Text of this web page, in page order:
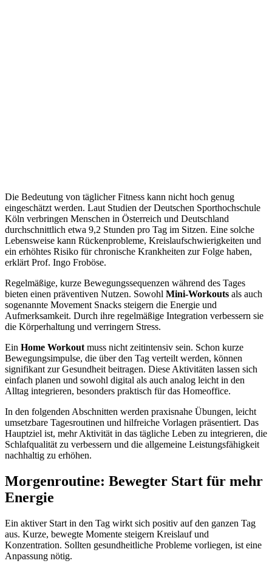
Die Bedeutung von täglicher Fitness kann nicht hoch genug
eingeschätzt werden. Laut Studien der Deutschen Sporthochschule
Köln verbringen Menschen in Österreich und Deutschland
durchschnittlich etwa 9,2 Stunden pro Tag im Sitzen. Eine solche
Lebensweise kann Rückenprobleme, Kreislaufschwierigkeiten und
ein erhöhtes Risiko für chronische Krankheiten zur Folge haben,
erklärt Prof. Ingo Froböse.
Regelmäßige, kurze Bewegungssequenzen während des Tages
bieten einen präventiven Nutzen. Sowohl Mini-Workouts als auch
sogenannte Movement Snacks steigern die Energie und
Aufmerksamkeit. Durch ihre regelmäßige Integration verbessern sie
die Körperhaltung und verringern Stress.
Ein Home Workout muss nicht zeitintensiv sein. Schon kurze
Bewegungsimpulse, die über den Tag verteilt werden, können
signifikant zur Gesundheit beitragen. Diese Aktivitäten lassen sich
einfach planen und sowohl digital als auch analog leicht in den
Alltag integrieren, besonders praktisch für das Homeoffice.
In den folgenden Abschnitten werden praxisnahe Übungen, leicht
umsetzbare Tagesroutinen und hilfreiche Vorlagen präsentiert. Das
Hauptziel ist, mehr Aktivität in das tägliche Leben zu integrieren, die
Schlafqualität zu verbessern und die allgemeine Leistungsfähigkeit
nachhaltig zu erhöhen.
Morgenroutine: Bewegter Start für mehr
Energie
Ein aktiver Start in den Tag wirkt sich positiv auf den ganzen Tag
aus. Kurze, bewegte Momente steigern Kreislauf und
Konzentration. Sollten gesundheitliche Probleme vorliegen, ist eine
Anpassung nötig.